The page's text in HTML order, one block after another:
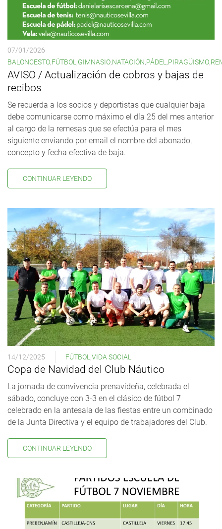
07/01/2026
BALONCESTO FÚTBOL GIMNASIO NATACIÓN PÁDEL PIRAGÜISMO
AVISO / Actualización de cobros y bajas de
recibos
Se recuerda a los socios y deportistas que cualquier baja
debe comunicarse como máximo el día 25 del mes anterior
al cargo de la remesas que se efectúa para el mes
siguiente enviando por email el nombre del abonado,
concepto y fecha efectiva de baja.
CONTINUAR LEYENDO
14/12/2025 FÚTBOL VIDA SOCIAL
Copa de Navidad del Club Náutico
La jornada de convivencia prenavideña, celebrada el
sábado, concluye con 3-3 en el clásico de fútbol 7
celebrado en la antesala de las fiestas entre un combinado
de la Junta Directiva y el equipo de trabajadores del Club.
CONTINUAR LEYENDO